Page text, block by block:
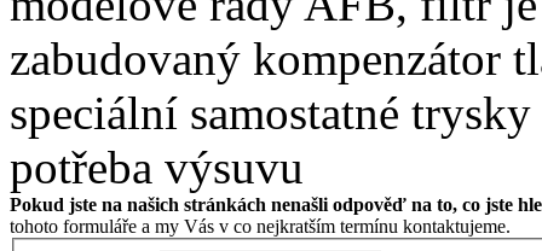
zabudovaný kompenzátor
speciální samostatné trysky
potřeba výsuvu
Pokud jste na našich stránkách nenašli odpověď na to, co jste
tohoto formuláře a my Vás v co nejkratším termínu kontaktujeme.